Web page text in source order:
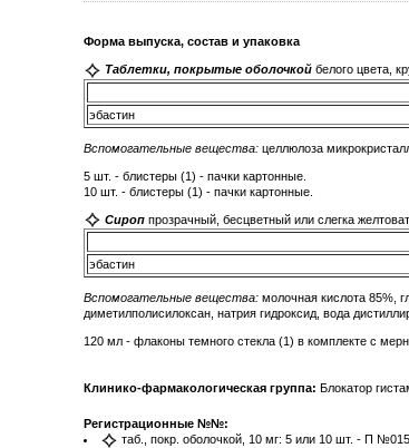
Форма выпуска, состав и упаковка
Таблетки, покрытые оболочкой белого цвета,
эбастин
Вспомогательные вещества: целлюлоза
5 шт. - блистеры (1) - пачки картонные.
10 шт. - блистеры (1) - пачки картонные.
Сироп прозрачный, бесцветный или слегка
эбастин
Вспомогательные вещества: молочная кислота 85%,
диметилполисилоксан, натрия гидроксид, вода
120 мл - флаконы темного стекла (1) в комплекте с
Клинико-фармакологическая группа: Блокатор
Регистрационные №№:
таб., покр. оболочкой, 10 мг: 5 или 10 шт. - П